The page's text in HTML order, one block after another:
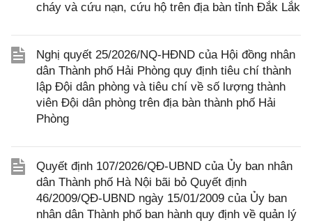
cháy và cứu nạn, cứu hộ trên địa bàn tỉnh Đắk Lắk
Nghị quyết 25/2026/NQ-HĐND của Hội đồng nhân
dân Thành phố Hải Phòng quy định tiêu chí thành
lập Đội dân phòng và tiêu chí về số lượng thành
viên Đội dân phòng trên địa bàn thành phố Hải
Phòng
Quyết định 107/2026/QĐ-UBND của Ủy ban nhân
dân Thành phố Hà Nội bãi bỏ Quyết định
46/2009/QĐ-UBND ngày 15/01/2009 của Ủy ban
nhân dân Thành phố ban hành quy định về quản lý